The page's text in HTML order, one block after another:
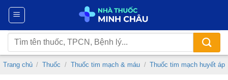
Chuyển
nội
dung
Tìm
kiếm:
Trang chủ / Thuốc / Thuốc tim mạch & máu / Thuốc tim mạch huyết áp